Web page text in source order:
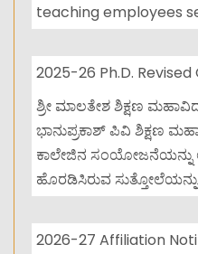
teaching employees
2025-26 Ph.D.
ಶ್ರೀ ಮಾಲತೇಶ ಶಿಕ್ಷಣ
ಭಾನುಪ್ರಕಾಶ್ ಪಿವಿ ಶಿಕ್ಷಣ
ಕಾಲೇಜಿನ ಸಂಯೋಜನೆಯನ್ನು
ಹೊರಡಿಸಿರುವ
2026-27 Affiliation